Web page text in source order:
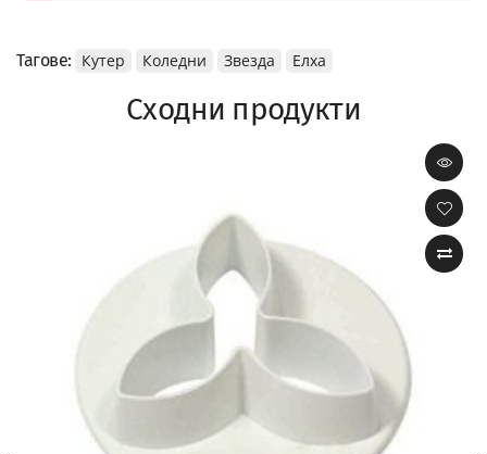
Тагове: Кутер Коледни Звезда Елха
Сходни продукти